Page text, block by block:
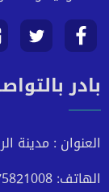
تابعنا
على
على
بادر
العنوان : مدينة
الهاتف: 0575821008